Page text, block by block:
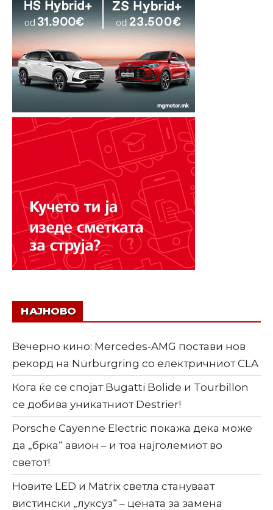
НАЈНОВО
Вечерно кино: Mercedes-AMG постави нов
рекорд на Nürburgring со електричниот CLA
Кога ќе се спојат Bugatti Bolide и Tourbillon
се добива уникатниот Destrier!
Porsche Cayenne Electric покажа дека може
да „брка“ авион – и тоа најголемиот во
светот!
Новите LED и Matrix светла стануваат
вистински „луксуз“ – цената за замена